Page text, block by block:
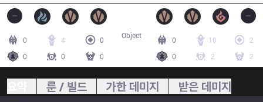
0 4
0
0
0 0
0 10
2
0
2 2
Object
룬 / 빌드 가한 데미지 받은 데미지